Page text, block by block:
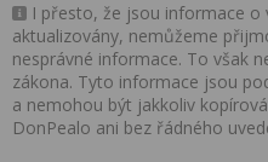
I přesto, že jsou informace o
aktualizovány, nemůžeme
nesprávné informace. To však
zákona. Tyto informace jsou
a nemohou být jakkoliv
DonPealo ani bez řádného